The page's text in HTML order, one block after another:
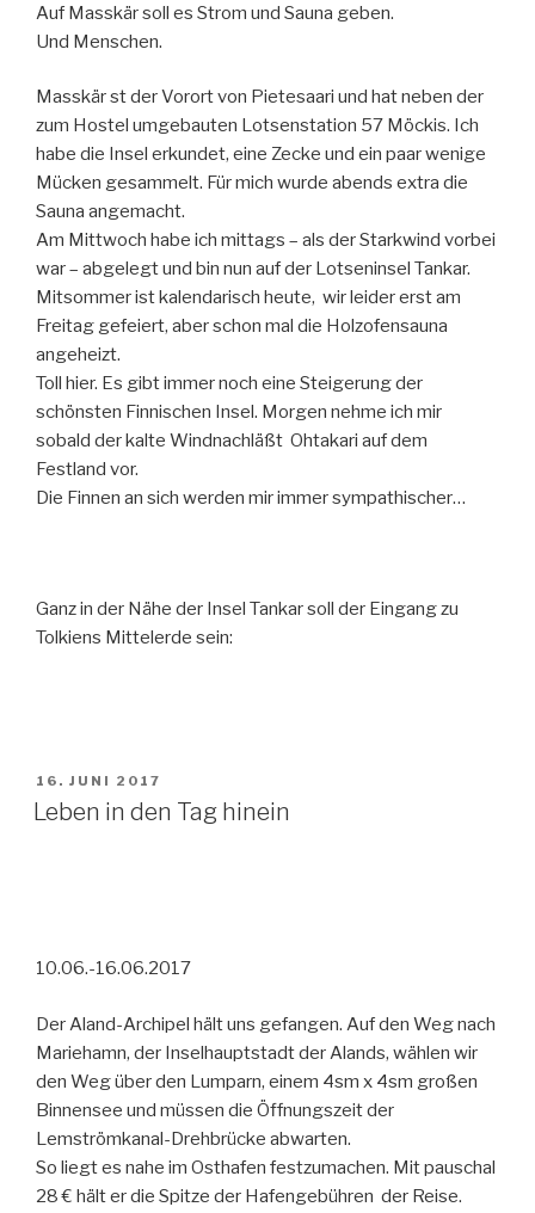
Auf Masskär soll es Strom und Sauna geben.
Und Menschen.
Masskär st der Vorort von Pietesaari und hat neben der
zum Hostel umgebauten Lotsenstation 57 Möckis. Ich
habe die Insel erkundet, eine Zecke und ein paar wenige
Mücken gesammelt. Für mich wurde abends extra die
Sauna angemacht.
Am Mittwoch habe ich mittags – als der Starkwind vorbei
war – abgelegt und bin nun auf der Lotseninsel Tankar.
Mitsommer ist kalendarisch heute, wir leider erst am
Freitag gefeiert, aber schon mal die Holzofensauna
angeheizt.
Toll hier. Es gibt immer noch eine Steigerung der
schönsten Finnischen Insel. Morgen nehme ich mir
sobald der kalte Windnachläßt Ohtakari auf dem
Festland vor.
Die Finnen an sich werden mir immer sympathischer…
Ganz in der Nähe der Insel Tankar soll der Eingang zu
Tolkiens Mittelerde sein:
VERÖFFENTLICHT
AM
16. JUNI 2017
Leben in den Tag hinein
10.06.-16.06.2017
Der Aland-Archipel hält uns gefangen. Auf den Weg nach
Mariehamn, der Inselhauptstadt der Alands, wählen wir
den Weg über den Lumparn, einem 4sm x 4sm großen
Binnensee und müssen die Öffnungszeit der
Lemströmkanal-Drehbrücke abwarten.
So liegt es nahe im Osthafen festzumachen. Mit pauschal
28 € hält er die Spitze der Hafengebühren der Reise.